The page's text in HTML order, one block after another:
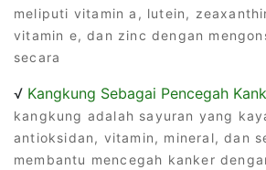
meliputi vitamin a, lutein,
vitamin e, dan zinc dengan
secara
√ Kangkung Sebagai Pencegah
kangkung adalah sayuran yang
antioksidan, vitamin, mineral, dan
membantu mencegah kanker